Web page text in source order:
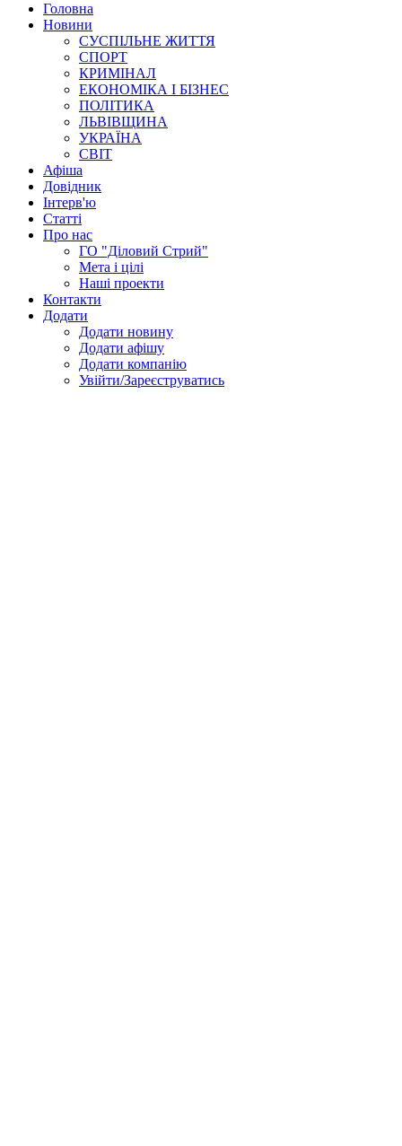
Головна
Новини
СУСПІЛЬНЕ ЖИТТЯ
СПОРТ
КРИМІНАЛ
ЕКОНОМІКА І БІЗНЕС
ПОЛІТИКА
ЛЬВІВЩИНА
УКРАЇНА
СВІТ
Афіша
Довідник
Інтерв'ю
Статті
Про нас
ГО "Діловий Стрий"
Мета і цілі
Наші проекти
Контакти
Додати
Додати новину
Додати афішу
Додати компанію
Увійти/Зареєструватись